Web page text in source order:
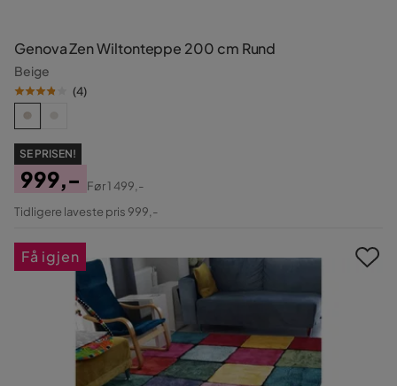
Genova Zen Wiltonteppe 200 cm Rund
Beige
(4)
SE PRISEN!
Pris
999,-
Original
Før1 499,-
Tidligere laveste pris 999,-
Få igjen